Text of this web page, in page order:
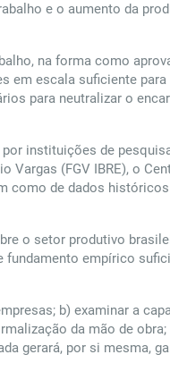
e o aumento da
na forma como
em escala suficiente
para neutralizar o
instituições de
Vargas (FGV IBRE), o
como de dados
o setor produtivo
fundamento empírico
b) examinar a
da mão de
gerará, por si mesma,